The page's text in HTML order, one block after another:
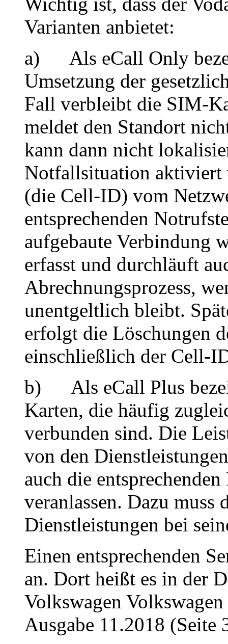
Varianten anbietet:
a) Als eCall Only
Umsetzung der
Fall verbleibt die SIM-
meldet den Standort
kann dann nicht
Notfallsituation aktiviert
(die Cell-ID) vom
entsprechenden
aufgebaute Verbindung
erfasst und durchläuft
Abrechnungsprozess,
unentgeltlich bleibt.
erfolgt die Löschungen
einschließlich der Cell-
b) Als eCall Plus
Karten, die häufig
verbunden sind. Die
von den
auch die
veranlassen. Dazu muss
Dienstleistungen bei
Einen entsprechenden
an. Dort heißt es in der
Volkswagen
Ausgabe 11.2018